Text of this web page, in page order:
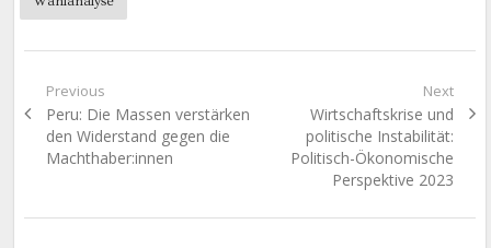
Beitragsnavigation
Previous
Previous
post:
Peru: Die Massen verstärken
den Widerstand gegen die
Machthaber:innen
Next
Next
post:
Wirtschaftskrise und
politische Instabilität:
Politisch-Ökonomische
Perspektive 2023